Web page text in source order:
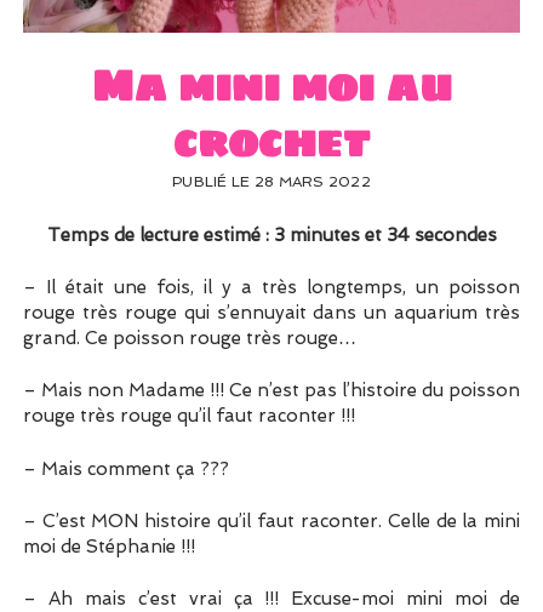
UN PEU DE DÉCO ?
Ma mini moi au
crochet
PUBLIÉ LE 28 MARS 2022
Temps de lecture estimé : 3 minutes et 34 secondes
– Il était une fois, il y a très longtemps, un poisson
rouge très rouge qui s’ennuyait dans un aquarium très
grand. Ce poisson rouge très rouge…
– Mais non Madame !!! Ce n’est pas l’histoire du poisson
rouge très rouge qu’il faut raconter !!!
– Mais comment ça ???
– C’est MON histoire qu’il faut raconter. Celle de la mini
moi de Stéphanie !!!
– Ah mais c’est vrai ça !!! Excuse-moi mini moi de